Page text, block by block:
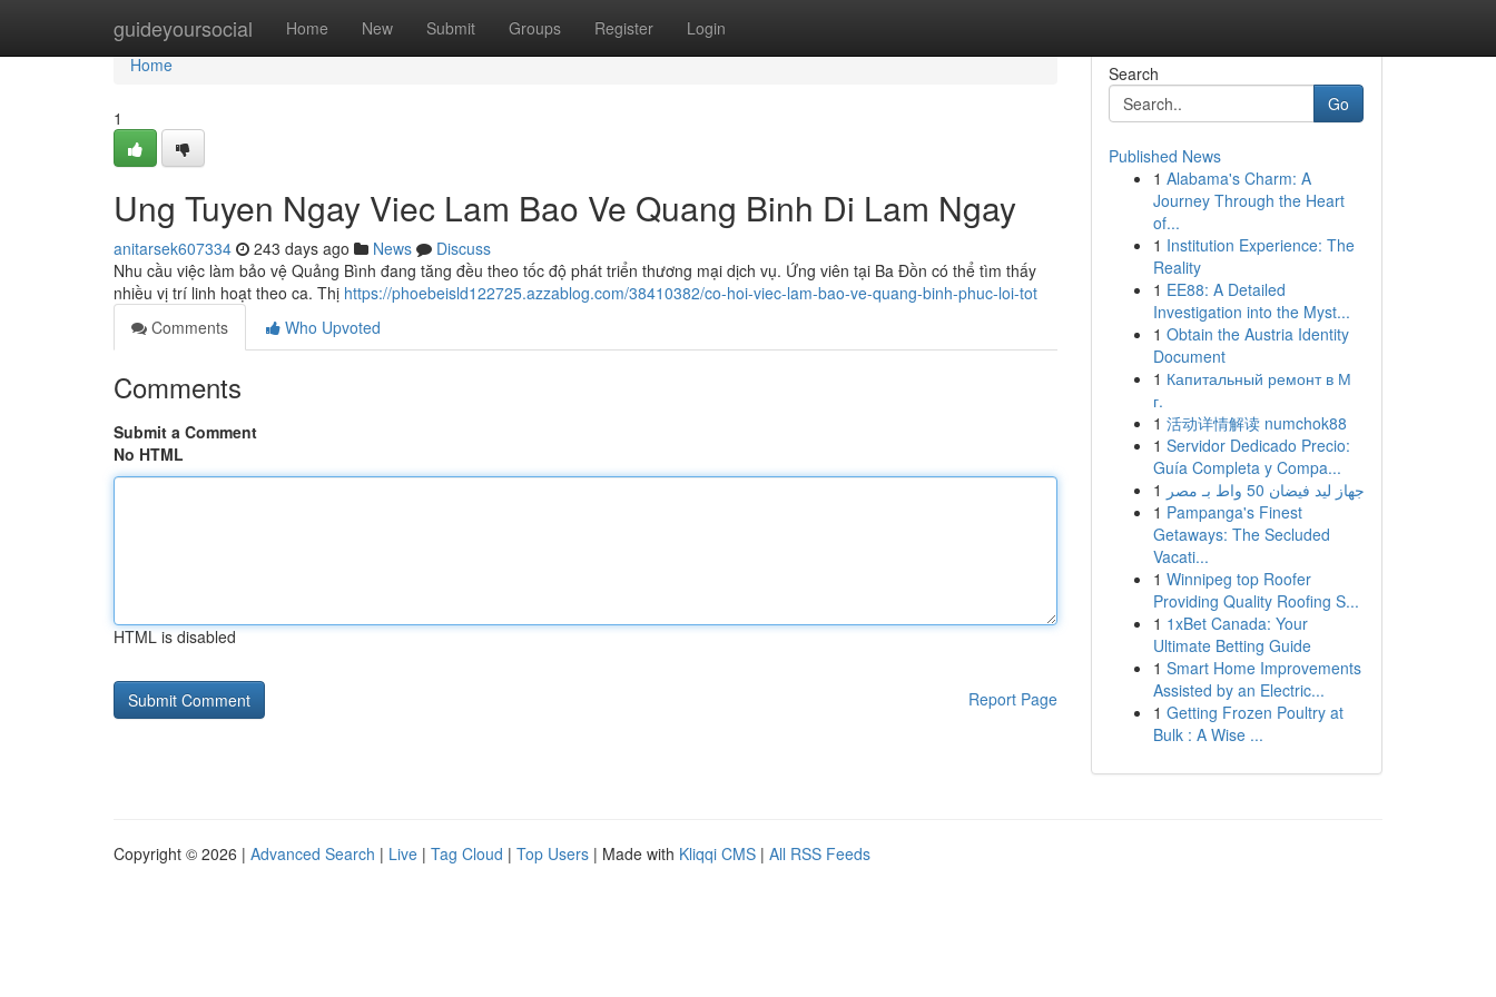
guideyoursocial Home New Submit Groups Register Login
Home
Home
1
Ung Tuyen Ngay Viec Lam Bao Ve Quang Binh Di Lam Ngay
anitarsek607334 243 days ago News
Discuss
Nhu cầu việc làm bảo vệ Quảng Bình đang tăng đều theo tốc độ phát triển thương mại dịch vụ. Ứng viên tại Ba Đồn có thể tìm thấy
nhiều vị trí linh hoạt theo ca. Thị https://phoebeisld122725.azzablog.com/38410382/co-hoi-viec-lam-bao-ve-quang-binh-phuc-loi-tot
Comments
Who Upvoted
Comments
Submit a Comment
No HTML
HTML is disabled
Report Page
Search
Go
Published News
1 Alabama's Charm: A
Journey Through the Heart
of...
1 Institution Experience: The
Reality
1 EE88: A Detailed
Investigation into the Myst...
1 Obtain the Austria Identity
Document
1 Капитальный ремонт в М
г.
1 活动详情解读 numchok88
1 Servidor Dedicado Precio:
Guía Completa y Compa...
1
جهاز ليد فيضان 50 واط بـ مصر
1 Pampanga's Finest
Getaways: The Secluded
Vacati...
1 Winnipeg top Roofer
Providing Quality Roofing S...
1 1xBet Canada: Your
Ultimate Betting Guide
1 Smart Home Improvements
Assisted by an Electric...
1 Getting Frozen Poultry at
Bulk : A Wise ...
Copyright © 2026 | Advanced Search | Live | Tag Cloud | Top Users | Made with Kliqqi CMS | All RSS Feeds